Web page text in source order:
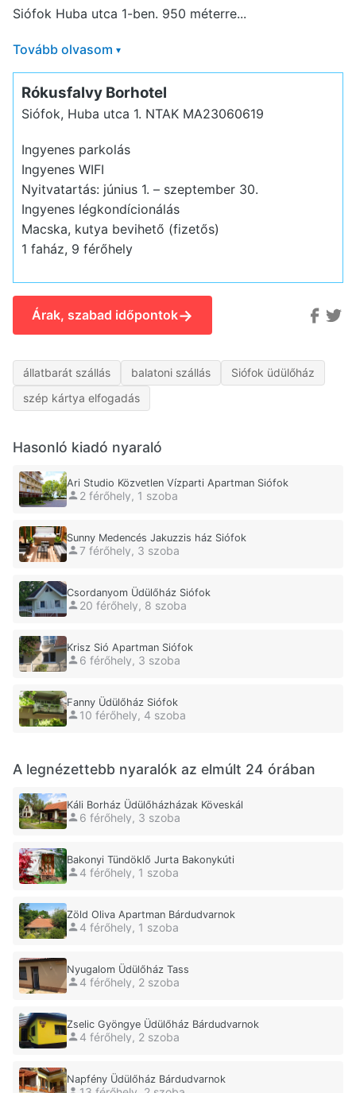
Siófok Huba utca 1-ben. 950 méterre...
Tovább olvasom ▾
Rókusfalvy Borhotel
Siófok, Huba utca 1. NTAK MA23060619
Ingyenes parkolás
Ingyenes WIFI
Nyitvatartás: június 1. – szeptember 30.
Ingyenes légkondícionálás
Macska, kutya bevihető (fizetős)
1 faház, 9 férőhely
Árak, szabad időpontok→
állatbarát szállás balatoni szállás
Siófok üdülőház
szép kártya elfogadás
Hasonló kiadó nyaraló
Ari Studio Közvetlen Vízparti Apartman Siófok
2 férőhely, 1 szoba
Sunny Medencés Jakuzzis ház Siófok
7 férőhely, 3 szoba
Csordanyom Üdülőház Siófok
20 férőhely, 8 szoba
Krisz Sió Apartman Siófok
6 férőhely, 3 szoba
Fanny Üdülőház Siófok
10 férőhely, 4 szoba
A legnézettebb nyaralók az elmúlt 24 órában
Káli Borház Üdülőházházak Köveskál
6 férőhely, 3 szoba
Bakonyi Tündöklő Jurta Bakonykúti
4 férőhely, 1 szoba
Zöld Oliva Apartman Bárdudvarnok
4 férőhely, 1 szoba
Nyugalom Üdülőház Tass
4 férőhely, 2 szoba
Zselic Gyöngye Üdülőház Bárdudvarnok
4 férőhely, 2 szoba
Napfény Üdülőház Bárdudvarnok